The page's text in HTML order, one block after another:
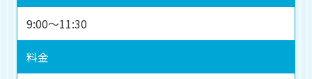
9:00～11:30
料金